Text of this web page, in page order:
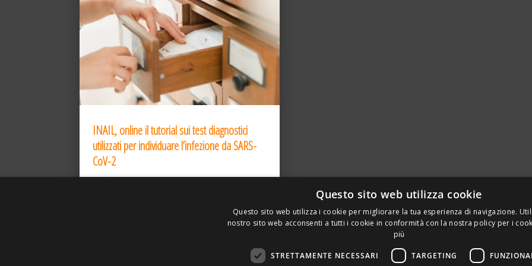
INAIL, online il tutorial sui test diagnostici
utilizzati per individuare l’infezione da SARS-
CoV-2
31 Dic 2020
Questo sito web utilizza cookie
Questo sito web utilizza i cookie per migliorare la tua esperienza di navigazione.
nostro sito web acconsenti a tutti i cookie in conformità con la nostra policy per i
più
STRETTAMENTE NECESSARI TARGETING